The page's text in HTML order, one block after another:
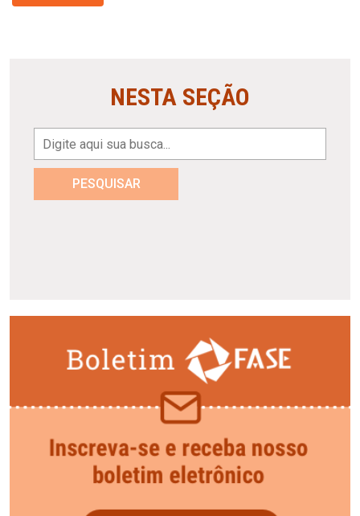
NESTA SEÇÃO
PESQUISAR